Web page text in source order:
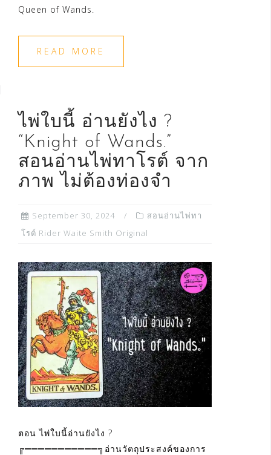
Queen of Wands.
READ MORE
ไพ่ใบนี้ อ่านยังไง ?
“Knight of Wands.”
สอนอ่านไพ่ทาโรต์ จาก
ภาพ ไม่ต้องท่องจำ
September 30, 2024
สอนอ่านไพ่ทา
โรต์ Rider Waite Smith Original
ตอน ไพ่ใบนี้อ่านยังไง ?
╔═══════════╗อ่านวัตถุประสงค์ของการ